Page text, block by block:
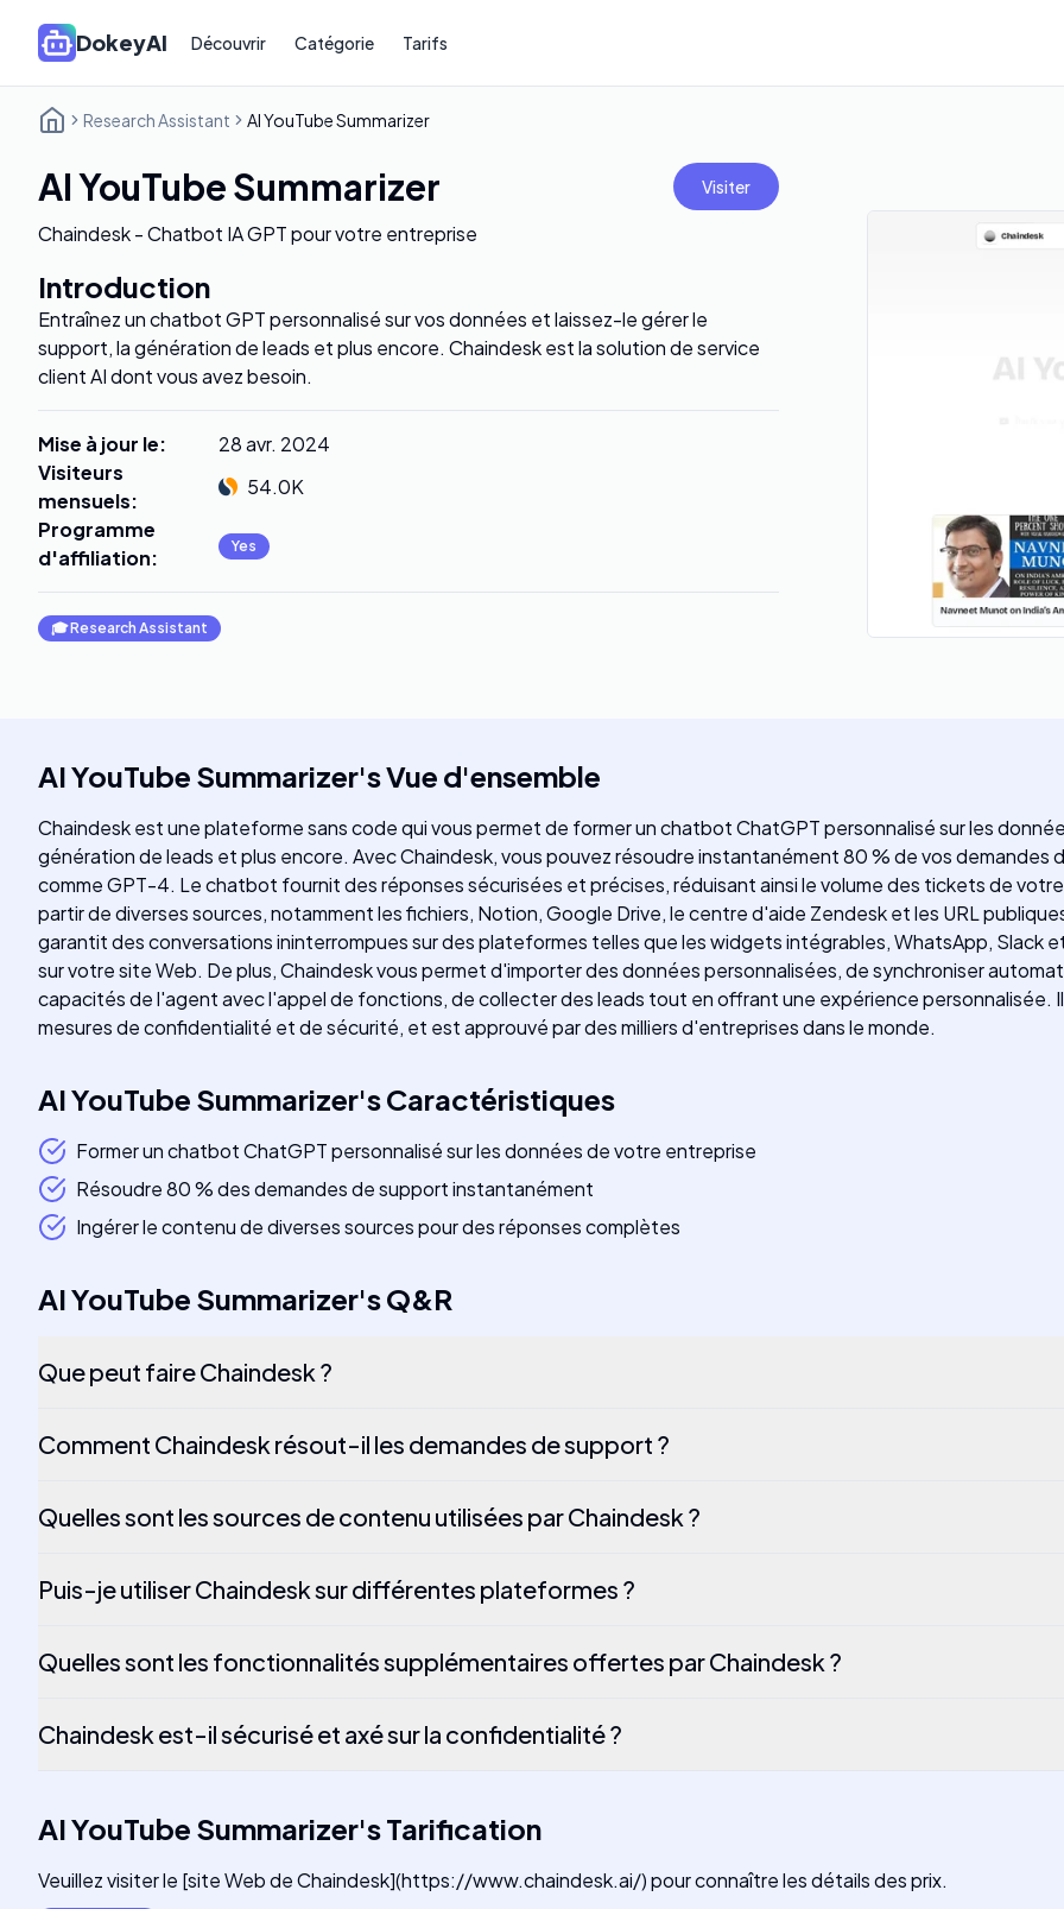
DokeyAI Découvrir Catégorie Tarifs
Research Assistant AI YouTube Summarizer
AI YouTube Summarizer Visiter
Chaindesk - Chatbot IA GPT pour votre entreprise
Introduction
Entraînez un chatbot GPT personnalisé sur vos données et laissez-le gérer le
support, la génération de leads et plus encore. Chaindesk est la solution de service
client AI dont vous avez besoin.
Mise à jour le:
28 avr. 2024
Visiteurs
mensuels:
54.0K
Programme
d'affiliation: Yes
🎓Research Assistant
AI YouTube Summarizer'sVue d'ensemble
Chaindesk est une plateforme sans code qui vous permet de former un chatbot ChatGPT personnalisé sur les
génération de leads et plus encore. Avec Chaindesk, vous pouvez résoudre instantanément 80 % de vos
comme GPT-4. Le chatbot fournit des réponses sécurisées et précises, réduisant ainsi le volume des tickets de
partir de diverses sources, notamment les fichiers, Notion, Google Drive, le centre d'aide Zendesk et les URL
garantit des conversations ininterrompues sur des plateformes telles que les widgets intégrables, WhatsApp, Slack
sur votre site Web. De plus, Chaindesk vous permet d'importer des données personnalisées, de synchroniser
capacités de l'agent avec l'appel de fonctions, de collecter des leads tout en offrant une expérience
mesures de confidentialité et de sécurité, et est approuvé par des milliers d'entreprises dans le monde.
AI YouTube Summarizer'sCaractéristiques
Former un chatbot ChatGPT personnalisé sur les données de votre entreprise
Résoudre 80 % des demandes de support instantanément
Ingérer le contenu de diverses sources pour des réponses complètes
AI YouTube Summarizer'sQ&R
Que peut faire Chaindesk ?
Comment Chaindesk résout-il les demandes de support ?
Quelles sont les sources de contenu utilisées par Chaindesk ?
Puis-je utiliser Chaindesk sur différentes plateformes ?
Quelles sont les fonctionnalités supplémentaires offertes par Chaindesk ?
Chaindesk est-il sécurisé et axé sur la confidentialité ?
AI YouTube Summarizer'sTarification
Veuillez visiter le [site Web de Chaindesk](https://www.chaindesk.ai/) pour connaître les détails des prix.